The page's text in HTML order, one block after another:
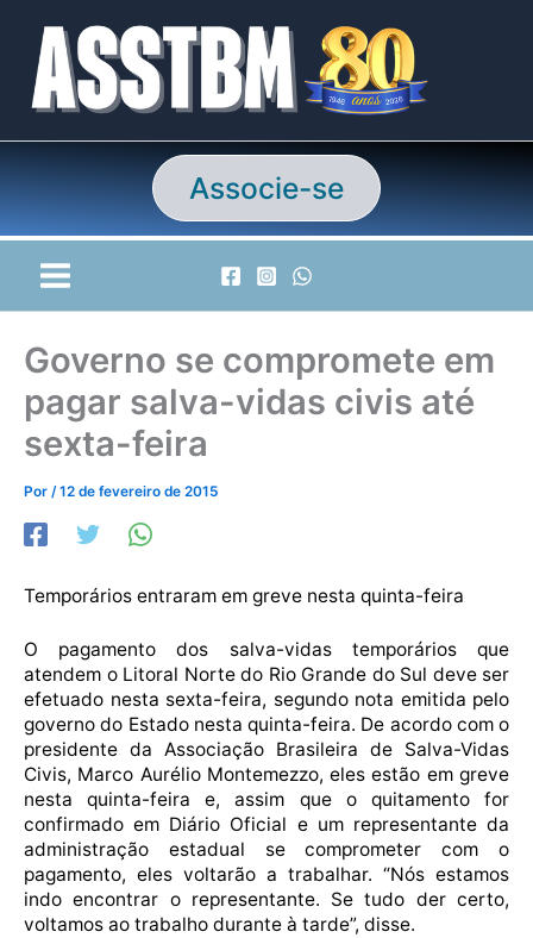
conteúdo
Associe-se
Governo se compromete em
pagar salva-vidas civis até
sexta-feira
Por /12 de fevereiro de 2015
Temporários entraram em greve nesta quinta-feira
O pagamento dos salva-vidas temporários que
atendem o Litoral Norte do Rio Grande do Sul deve ser
efetuado nesta sexta-feira, segundo nota emitida pelo
governo do Estado nesta quinta-feira. De acordo com o
presidente da Associação Brasileira de Salva-Vidas
Civis, Marco Aurélio Montemezzo, eles estão em greve
nesta quinta-feira e, assim que o quitamento for
confirmado em Diário Oficial e um representante da
administração estadual se comprometer com o
pagamento, eles voltarão a trabalhar. “Nós estamos
indo encontrar o representante. Se tudo der certo,
voltamos ao trabalho durante à tarde”, disse.